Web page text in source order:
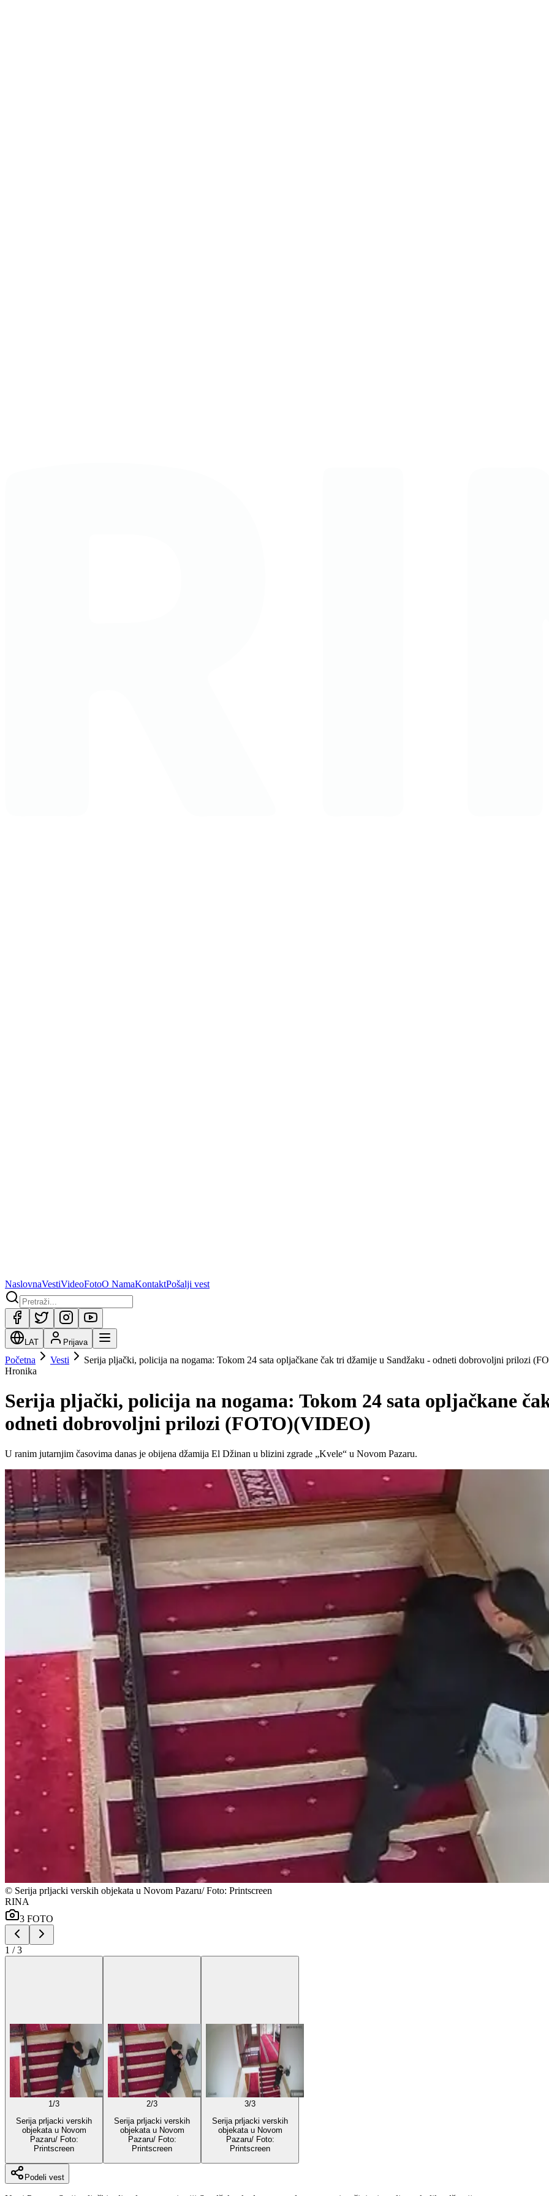
NaslovnaVestiVideoFotoO NamaKontaktPošalji vest
LAT Prijava
Početna Vesti
Serija pljački, policija na nogama: Tokom 24 sata opljačkane čak tri džamije u Sandžaku - odneti dobrovoljni prilozi
Hronika
Serija pljački, policija na nogama: Tokom 24 sata opljačkane
odneti dobrovoljni prilozi (FOTO)(VIDEO)
U ranim jutarnjim časovima danas je obijena džamija El Džinan u blizini zgrade „Kvele“ u Novom Pazaru.
© Serija prljacki verskih objekata u Novom Pazaru/ Foto: Printscreen
RINA
3 FOTO
1 /3
1 /3
Serija prljacki verskih
objekata u Novom
Pazaru/ Foto:
Printscreen
2/3
Serija prljacki verskih
objekata u Novom
Pazaru/ Foto:
Printscreen
3/3
Serija prljacki verskih
objekata u Novom
Pazaru/ Foto:
Printscreen
Podeli vest